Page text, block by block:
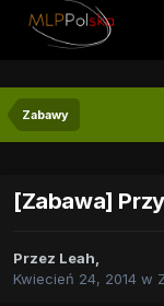
Zabawy
[Zabawa]
Przez Leah,
Kwiecień 24, 2014 w